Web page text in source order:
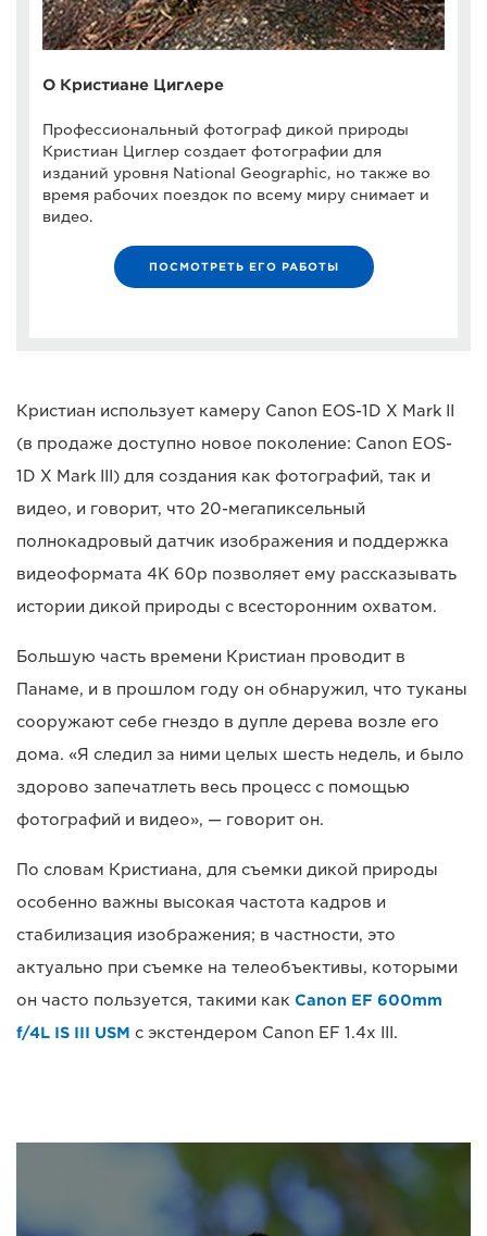
О Кристиане Циглере
Профессиональный фотограф дикой природы
Кристиан Циглер создает фотографии для
изданий уровня National Geographic, но также во
время рабочих поездок по всему миру снимает и
видео.
ПОСМОТРЕТЬ ЕГО РАБОТЫ
Кристиан использует камеру Canon EOS-1D X Mark II
(в продаже доступно новое поколение: Canon EOS-
1D X Mark III) для создания как фотографий, так и
видео, и говорит, что 20-мегапиксельный
полнокадровый датчик изображения и поддержка
видеоформата 4K 60p позволяет ему рассказывать
истории дикой природы с всесторонним охватом.
Большую часть времени Кристиан проводит в
Панаме, и в прошлом году он обнаружил, что туканы
сооружают себе гнездо в дупле дерева возле его
дома. «Я следил за ними целых шесть недель, и было
здорово запечатлеть весь процесс с помощью
фотографий и видео», — говорит он.
По словам Кристиана, для съемки дикой природы
особенно важны высокая частота кадров и
стабилизация изображения; в частности, это
актуально при съемке на телеобъективы, которыми
он часто пользуется, такими как Canon EF 600mm
f/4L IS III USM с экстендером Canon EF 1.4x III.